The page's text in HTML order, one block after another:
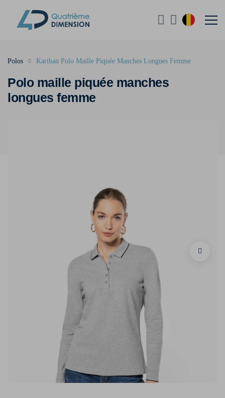
Polo maille piquée manches
longues femme
Polos Kariban Polo Maille Piquée Manches Longues Femme